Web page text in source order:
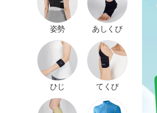
姿勢 あしくび
ひじ てくび